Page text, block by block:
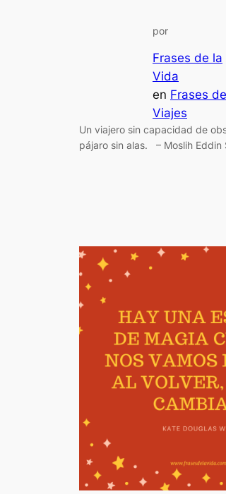
por
Frases de la
Vida
en Frases de
Viajes
Un viajero sin capacidad de
pájaro sin alas. – Moslih Eddin